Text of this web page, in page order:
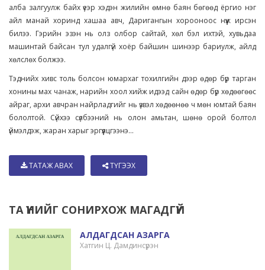
алба залгуулж байх үеэр хэдэн жилийн өмнө баян бөгөөд ёргио нэг
айл манай хоринд хашаа авч, Даригангын хорооноос нүүж ирсэн
билээ. Гэрийн эзэн нь олз олбор сайтай, хөл бэл ихтэй, хувьдаа
машинтай байсан тул удалгүй хоёр байшин шинээр бариулж, айлд
хөлслөх болжээ.
Тэднийх хивс толь болсон юмархаг тохилгийн дээр өдөр бүр тарган
хонины мах чанаж, нарийн хоол хийж идээд сайн өдөр бүр хөдөөгөөс
айраг, архи авчран найрладгийг нь үзвэл хөдөөнөө ч мөн юмтай баян
бололтой. Сүйхээ сүлбээний нь олон амьтан, шөнө орой болтол
үймэлдэж, жаран харыг эргүүлцгээнэ...
ТАТАЖ АВАХ ТҮГЭЭХ
ТА ҮҮНИЙГ СОНИРХОЖ МАГАДГҮЙ
АЛДАГДСАН АЗАРГА
Хатгин Ц. Дамдинсүрэн